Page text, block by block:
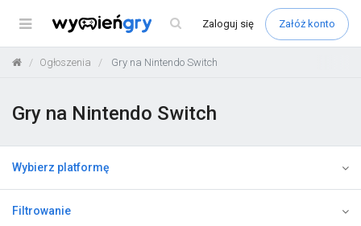
Menu Zaloguj się Załóż konto
Ogłoszenia Gry na Nintendo Switch
Gry na Nintendo Switch
Wybierz platformę
Filtrowanie